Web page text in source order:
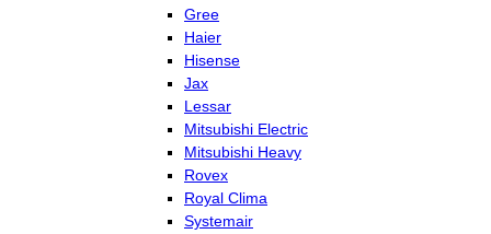
Gree
Haier
Hisense
Jax
Lessar
Mitsubishi Electric
Mitsubishi Heavy
Rovex
Royal Clima
Systemair